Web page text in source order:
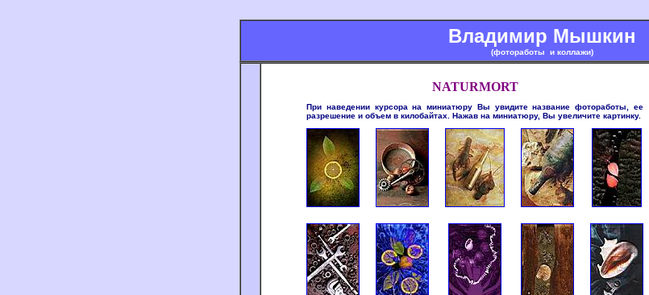
Владимир Мышкин
(фотоработы и коллажи)
NATURMORT
При наведении курсора на миниатюру Вы увидите название фотоработы, ее
разрешение и объем в килобайтах. Нажав на миниатюру, Вы увеличите картинку.